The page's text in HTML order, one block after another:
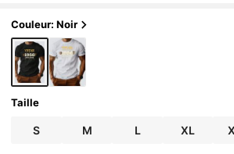
orter toute saison, vêtement nostalgique,
Couleur: Noir
Taille
S M L XL